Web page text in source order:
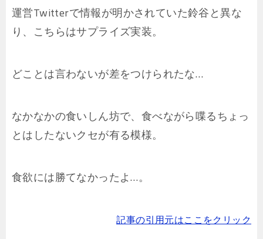
運営Twitterで情報が明かされていた鈴谷と異な
り、こちらはサプライズ実装。
どことは言わないが差をつけられたな…
なかなかの食いしん坊で、食べながら喋るちょっ
とはしたないクセが有る模様。
食欲には勝てなかったよ…。
記事の引用元はここをクリック